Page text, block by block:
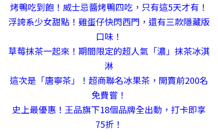
烤鴨吃到飽！威士忌醬烤鴨四吃，只有這5天才有！
浮誇系少女甜點！雞蛋仔快閃西門，還有三款隱藏版
口味！
草莓抹茶一起來！期間限定的超人氣「濃」抹茶冰淇
淋
這次是「唐寧茶」！超商聯名冰果茶，開賣前200名
免費嘗！
史上最優惠！王品旗下18個品牌全出動，打卡即享
75折！